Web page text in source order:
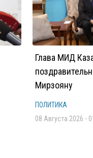
Глава МИД
Мирзояну
ПОЛИТИКА
08 Августа 2026 -